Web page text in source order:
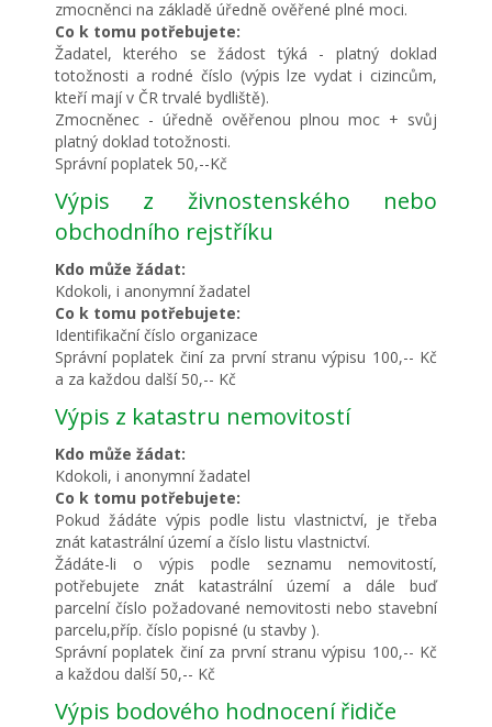
zmocněnci na základě úředně ověřené plné moci.
Co k tomu potřebujete:
Žadatel, kterého se žádost týká - platný doklad
totožnosti a rodné číslo (výpis lze vydat i cizincům,
kteří mají v ČR trvalé bydliště).
Zmocněnec - úředně ověřenou plnou moc + svůj
platný doklad totožnosti.
Správní poplatek 50,--Kč
Výpis z živnostenského nebo
obchodního rejstříku
Kdo může žádat:
Kdokoli, i anonymní žadatel
Co k tomu potřebujete:
Identifikační číslo organizace
Správní poplatek činí za první stranu výpisu 100,-- Kč
a za každou další 50,-- Kč
Výpis z katastru nemovitostí
Kdo může žádat:
Kdokoli, i anonymní žadatel
Co k tomu potřebujete:
Pokud žádáte výpis podle listu vlastnictví, je třeba
znát katastrální území a číslo listu vlastnictví.
Žádáte-li o výpis podle seznamu nemovitostí,
potřebujete znát katastrální území a dále buď
parcelní číslo požadované nemovitosti nebo stavební
parcelu,příp. číslo popisné (u stavby ).
Správní poplatek činí za první stranu výpisu 100,-- Kč
a každou další 50,-- Kč
Výpis bodového hodnocení řidiče